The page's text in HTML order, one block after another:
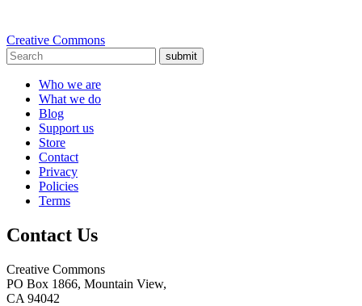
Creative Commons
submit
Who we are
What we do
Blog
Support us
Store
Contact
Privacy
Policies
Terms
Contact Us
Creative Commons
PO Box 1866, Mountain View,
CA 94042